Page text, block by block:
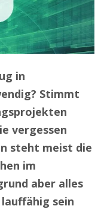
in
Stimmt
vergessen
steht meist die
im
aber alles
sein